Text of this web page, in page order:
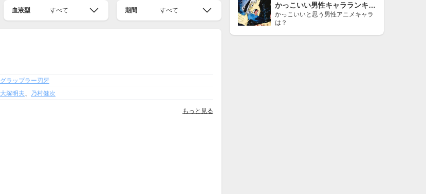
血液型 すべて 期間 すべて
グラップラー刃牙
大塚明夫、 乃村健次
もっと見る
かっこいい男性キャラランキング
かっこいいと思う男性アニメキャラ
は？